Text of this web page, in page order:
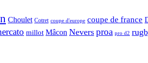
Choulet Cotret coupe d'europe coupe de france
millot Mâcon Nevers proa pro d2